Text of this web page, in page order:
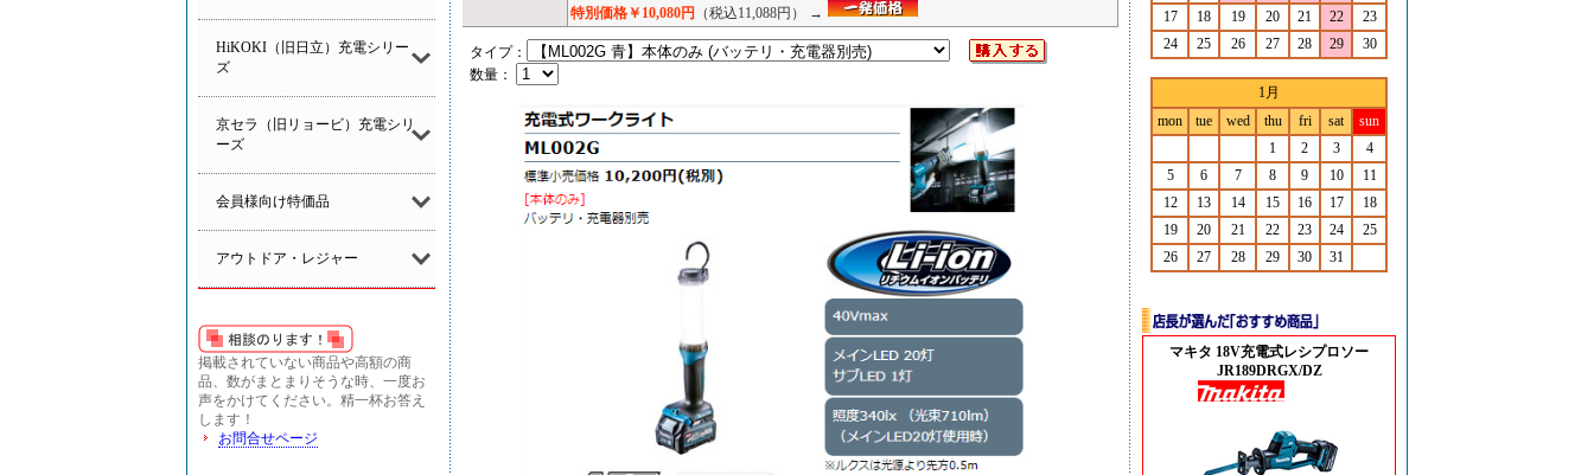
HiKOKI（旧日立）充電シリー
ズ
京セラ（旧リョービ）充電シリ
ーズ
会員様向け特価品
アウトドア・レジャー
掲載されていない商品や高額の商
品、数がまとまりそうな時、一度お
声をかけてください。精一杯お答え
します！
お問合せページ
特別価格￥10,080円
（税込11,088円） →
タイプ：
数量：
17
18 19 20 21 22
23
24
25 26 27 28 29 30
1月
mon
tue wed thu fri sat
sun
1
2 3
4
5
6 7 8 9 10
11
12
13 14 15 16 17
18
19
20 21 22 23 24
25
26
27 28 29 30 31
マキタ 18V充電式レシプロソー
JR189DRGX/DZ